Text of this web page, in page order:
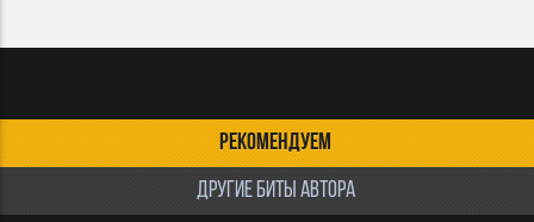
РЕКОМЕНДУЕМ
ДРУГИЕ БИТЫ АВТОРА